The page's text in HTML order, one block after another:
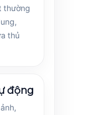
thường
thủ
động